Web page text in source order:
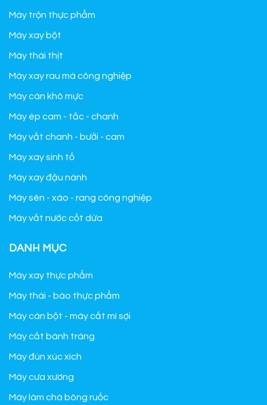
Máy trộn thực phẩm
Máy xay bột
Máy thái thịt
Máy xay rau má công nghiệp
Máy cán khô mực
Máy ép cam - tắc - chanh
Máy vắt chanh - bưởi - cam
Máy xay sinh tố
Máy xay đậu nành
Máy sên - xào - rang công nghiệp
Máy vắt nước cốt dừa
DANH MỤC
Máy xay thực phẩm
Máy thái - bào thực phẩm
Máy cán bột - máy cắt mì sợi
Máy cắt bánh tráng
Máy đùn xúc xích
Máy cưa xương
Máy làm chà bông ruốc